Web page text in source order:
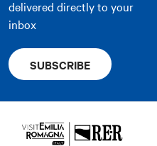
delivered directly to your
inbox
SUBSCRIBE